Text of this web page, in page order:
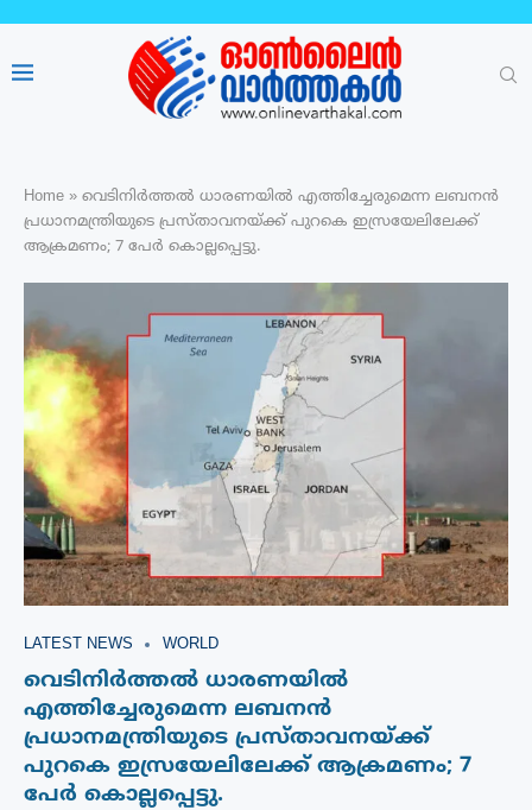
Home » വെടിനിർത്തൽ ധാരണയിൽ എത്തിച്ചേരുമെന്ന ലബനൻ
പ്രധാനമന്ത്രിയുടെ പ്രസ്താവനയ്ക്ക് പുറകെ ഇസ്രയേലിലേക്ക്
ആക്രമണം; 7 പേർ കൊല്ലപ്പെട്ടു.
LATEST NEWS WORLD
വെടിനിർത്തൽ ധാരണയിൽ
എത്തിച്ചേരുമെന്ന ലബനൻ
പ്രധാനമന്ത്രിയുടെ പ്രസ്താവനയ്ക്ക്
പുറകെ ഇസ്രയേലിലേക്ക് ആക്രമണം; 7
പേർ കൊല്ലപ്പെട്ടു.